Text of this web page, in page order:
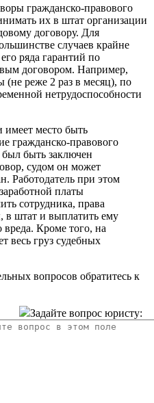
гражданско-правового
их в штат организации
договору. Для
случаев крайне
ряда гарантий по
договором. Например,
(не реже 2 раз в месяц), по
нетрудоспособности
имеет место быть
гражданско-правового
был быть заключен
судом он может
Работодатель при этом
платы
сотрудника, права
в штат и выплатить ему
Кроме того, на
весь груз судебных
вопросов обратитесь к
Задайте вопрос юристу: